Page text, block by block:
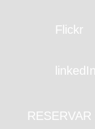
Flickr
linkedIn